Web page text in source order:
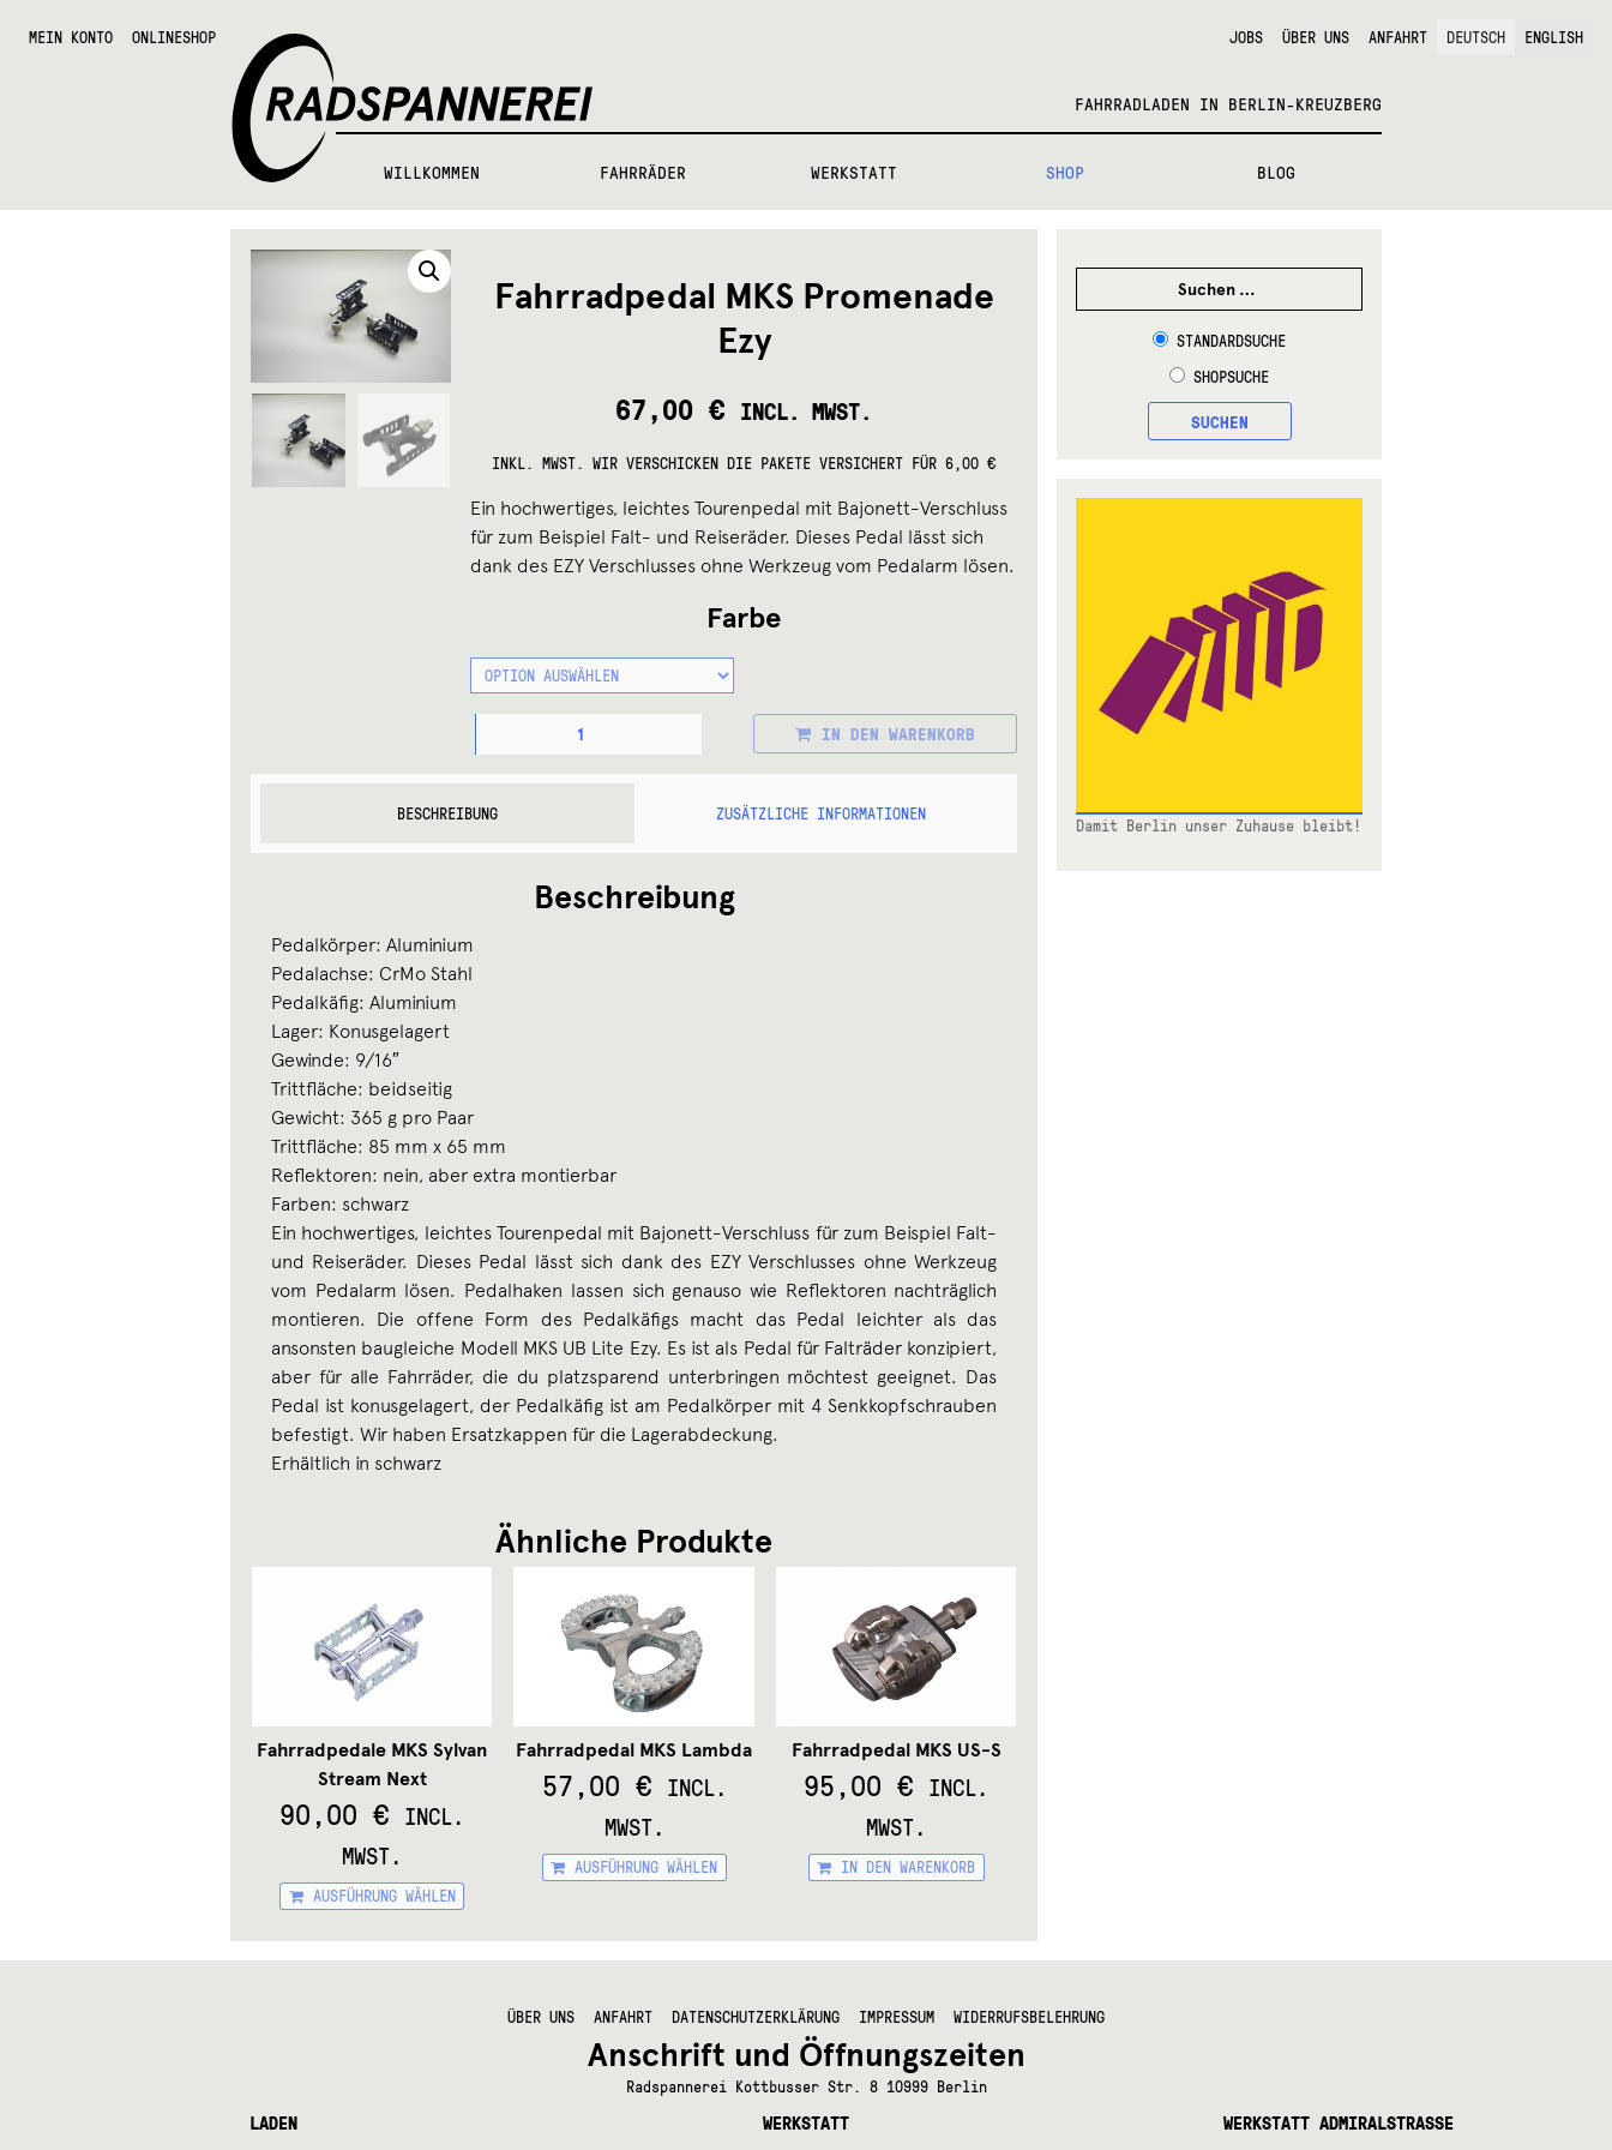
Navigation
Inhalt
Radspannerei
FAHRRADLADEN IN BERLIN-KREUZBERG
JOBS ÜBER UNS ANFAHRT DEUTSCH ENGLISH
WILLKOMMEN FAHRRÄDER WERKSTATT SHOP BLOG
MEIN KONTO ONLINESHOP
Fahrradpedal MKS Promenade
Ezy
67,00€ INCL. MWST.
INKL. MWST. WIR VERSCHICKEN DIE PAKETE VERSICHERT FÜR 6,00 €
Ein hochwertiges, leichtes Tourenpedal mit Bajonett-Verschluss
für zum Beispiel Falt- und Reiseräder. Dieses Pedal lässt sich
dank des EZY Verschlusses ohne Werkzeug vom Pedalarm lösen.
Farbe
MENGE
IN DEN WARENKORB
BESCHREIBUNG ZUSÄTZLICHE INFORMATIONEN
Beschreibung
Pedalkörper: Aluminium
Pedalachse: CrMo Stahl
Pedalkäfig: Aluminium
Lager: Konusgelagert
Gewinde: 9/16″
Trittfläche: beidseitig
Gewicht: 365 g pro Paar
Trittfläche: 85 mm x 65 mm
Reflektoren: nein, aber extra montierbar
Farben: schwarz
Ein hochwertiges, leichtes Tourenpedal mit Bajonett-Verschluss für zum Beispiel Falt-
und Reiseräder. Dieses Pedal lässt sich dank des EZY Verschlusses ohne Werkzeug
vom Pedalarm lösen. Pedalhaken lassen sich genauso wie Reflektoren nachträglich
montieren. Die offene Form des Pedalkäfigs macht das Pedal leichter als das
ansonsten baugleiche Modell MKS UB Lite Ezy. Es ist als Pedal für Falträder konzipiert,
aber für alle Fahrräder, die du platzsparend unterbringen möchtest geeignet. Das
Pedal ist konusgelagert, der Pedalkäfig ist am Pedalkörper mit 4 Senkkopfschrauben
befestigt. Wir haben Ersatzkappen für die Lagerabdeckung.
Erhältlich in schwarz
Ähnliche Produkte
Fahrradpedale MKS Sylvan
Stream Next
90,00€ INCL.
MWST.
AUSFÜHRUNG WÄHLEN
Die
Fahrradpedal MKS Lambda
57,00 € INCL.
MWST.
AUSFÜHRUNG WÄHLEN
Produkt
Varianten
Optionen
können
auf
der
gewählt
Fahrradpedal MKS US-S
95,00€ INCL.
MWST.
IN DEN WARENKORB
STANDARDSUCHE
SHOPSUCHE
SUCHEN
Damit Berlin unser Zuhause bleibt!
ÜBER UNS ANFAHRT DATENSCHUTZERKLÄRUNG IMPRESSUM WIDERRUFSBELEHRUNG
Anschrift und Öffnungszeiten
Radspannerei Kottbusser Str. 8 10999 Berlin
LADEN WERKSTATT WERKSTATT ADMIRALSTRASSE